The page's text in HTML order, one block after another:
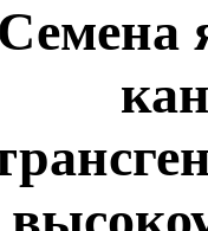
Семена